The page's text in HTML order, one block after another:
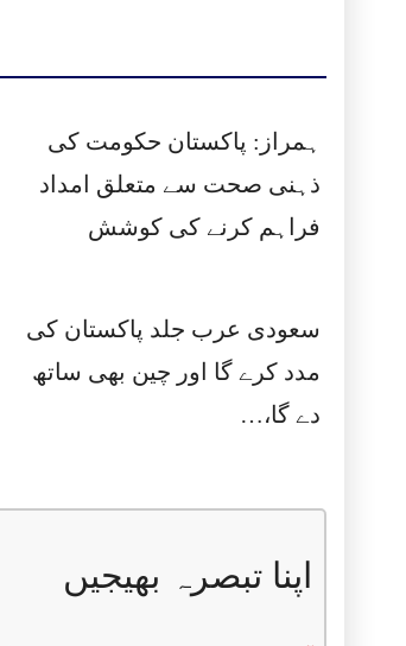
ہمراز: پاکستان حکومت کی
ذہنی صحت سے متعلق امداد
فراہم کرنے کی کوشش
سعودی عرب جلد پاکستان کی
مدد کرے گا اور چین بھی ساتھ
دے گا،…
اپنا تبصرہ بھیجیں